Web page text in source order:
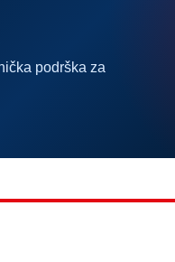
podrška za